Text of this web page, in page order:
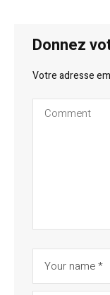
Donnez
Votre adresse